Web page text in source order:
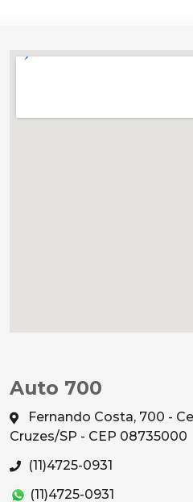
Auto 700
Fernando Costa, 700 -
Cruzes/SP - CEP 08735000
(11)4725-0931
(11)4725-0931